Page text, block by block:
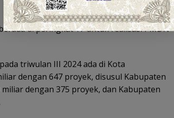
di peringkat 17 untuk realisasi PMDN
triwulan III 2024 ada di Kota
dengan 647 proyek, disusul Kabupaten
dengan 375 proyek, dan Kabupaten